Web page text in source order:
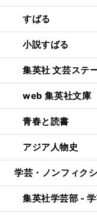
すばる
小説すばる
集英社 文芸ステ
web 集英社文庫
青春と読書
アジア人物史
学芸・ノンフィク
集英社学芸部 -